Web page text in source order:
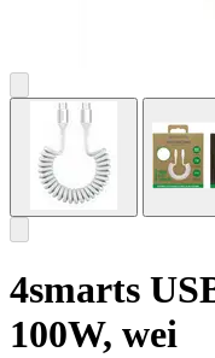
4smarts
100W, wei